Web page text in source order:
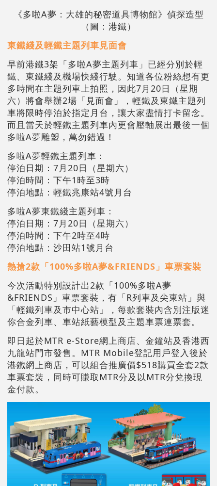
《多啦A夢：大雄的秘密道具博物館》偵探造型
（圖：港鐵）
東鐵綫及輕鐵主題列車見面會
早前港鐵3架「多啦A夢主題列車」已經分別於輕
鐵、東鐵綫及機場快綫行駛。知道各位粉絲想有更
多時間在主題列車上拍照，因此7月20日（星期
六）將會舉辦2場「見面會」，輕鐵及東鐵主題列
車將限時停泊於指定月台，讓大家盡情打卡留念。
而且當天於輕鐵主題列車內更會壓軸展出最後一個
多啦A夢雕塑，萬勿錯過！
多啦A夢輕鐵主題列車：
停泊日期：7月20日（星期六）
停泊時間：下午1時至3時
停泊地點：輕鐵兆康站4號月台
多啦A夢東鐵綫主題列車：
停泊日期：7月20日（星期六）
停泊時間：下午2時至4時
停泊地點：沙田站1號月台
熱搶2款「100%多啦A夢&FRIENDS」車票套裝
今次活動特別設計出2款「100%多啦A夢
&FRIENDS」車票套裝，有「R列車及尖東站」與
「輕鐵列車及市中心站」，每款套裝內含別注版迷
你合金列車、車站紙藝模型及主題車票連票套。
即日起於MTR e-Store網上商店、金鐘站及香港西
九龍站門市發售。MTR Mobile登記用戶登入後於
港鐵網上商店，可以組合推廣價$518購買全套2款
車票套裝，同時可賺取MTR分及以MTR分兌換現
金付款。